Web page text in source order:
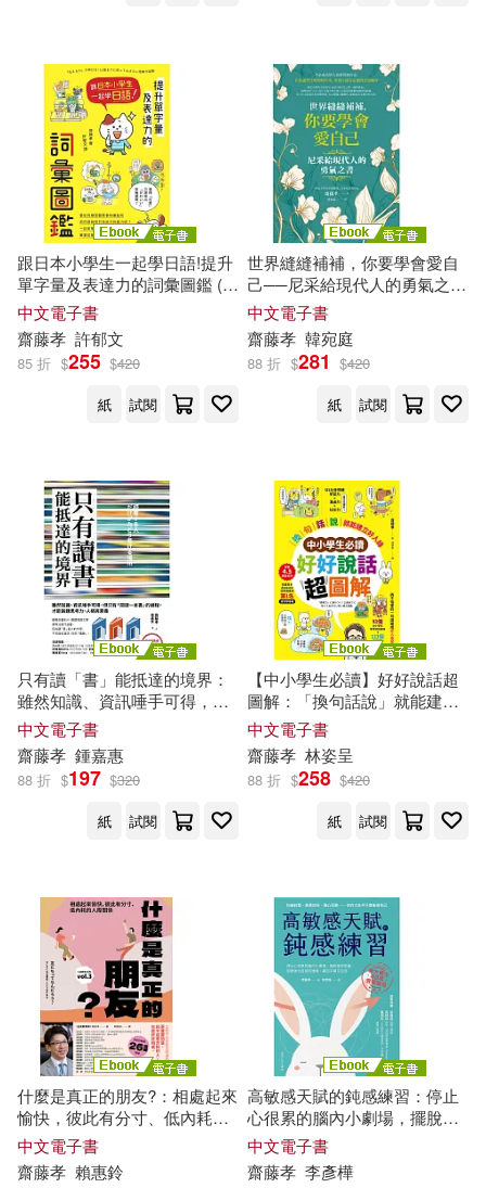
跟日本小學生一起學日語!提升
單字量及表達力的詞彙圖鑑 (電
子書)
中文電子書
齋藤孝 許郁文
85 折 $255 $420
紙
試閱
世界縫縫補補，你要學會愛自
己──尼采給現代人的勇氣之書
(電子書)
中文電子書
齋藤孝 韓宛庭
88 折 $281 $420
紙
試閱
只有讀「書」能抵達的境界：
雖然知識、資訊唾手可得，但
只有「閱讀一本書」的過程，
才能鍛鍊思考力、人格與素養
(電子書)
中文電子書
齋藤孝 鍾嘉惠
88 折 $197 $320
紙
試閱
【中小學生必讀】好好說話超
圖解：「換句話說」就能建立
好人緣 (電子書)
中文電子書
齋藤孝 林姿呈
88 折 $258 $420
紙
試閱
什麼是真正的朋友?：相處起來
愉快，彼此有分寸、低內耗的
人際關係【全民教育學者
孝的「人生教育」系列vol.3】
(電子書)
中文電子書
齋藤孝 賴惠鈴
高敏感天賦的鈍感練習：停止
心很累的腦內小劇場，擺脫操
控牢籠，刻意強化自我防護
盾，贏回平靜又自信 (電子書)
中文電子書
齋藤孝 李彥樺